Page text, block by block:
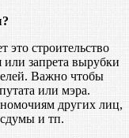
это строительство
или запрета вырубки
Важно чтобы
или мэра.
других лиц,
и тп.